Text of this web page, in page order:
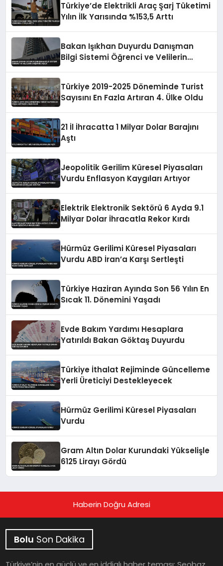
Türkiye’de Elektrikli Araç Şarj Tüketimi
Yılın İlk Yarısında %153,5 Arttı
Bakan Işıkhan Duyurdu Danışman
Bilgi Sistemi Öğrenci ve Velilerin
Türkiye 2019-2025 Döneminde Turist
Sayısını En Fazla Artıran 4. Ülke Oldu
21 İl İhracatta 1 Milyar Dolar Barajını
Aştı
Jeopolitik Gerilim Küresel Piyasaları
Vurdu Enflasyon Kaygıları Artıyor
Elektrik Elektronik Sektörü 6 Ayda 9.1
Milyar Dolar İhracatla Rekor Kırdı
Hürmüz Gerilimi Küresel Piyasaları
Vurdu ABD İran’a Karşı Sertleşti
Türkiye Haziran Ayında Son 56 Yılın En
Sıcak 11. Dönemini Yaşadı
Evde Bakım Yardımı Hesaplara
Yatırıldı Bakan Göktaş Duyurdu
Türkiye İthalat Rejiminde Güncelleme
Yerli Üreticiyi Destekleyecek
Hürmüz Gerilimi Küresel Piyasaları
Vurdu
Gram Altın Dolar Kurundaki Yükselişle
6125 Lirayı Gördü
Haberin Doğru Adresi
Bolu Son Dakika